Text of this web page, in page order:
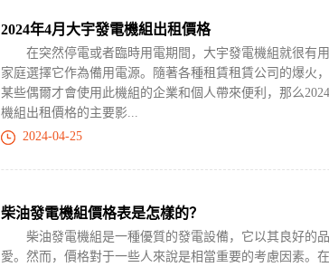
2024年4月大宇發電機組出租價格
在突然停電或者臨時用電期間，大宇發電機組就很有用
家庭選擇它作為備用電源。隨著各種租賃租賃公司的爆火
某些偶爾才會使用此機組的企業和個人帶來便利，那么
機組出租價格的主要影...
2024-04-25
柴油發電機組價格表是怎樣的？
柴油發電機組是一種優質的發電設備，它以其良好的
愛。然而，價格對于一些人來說是相當重要的考慮因素。